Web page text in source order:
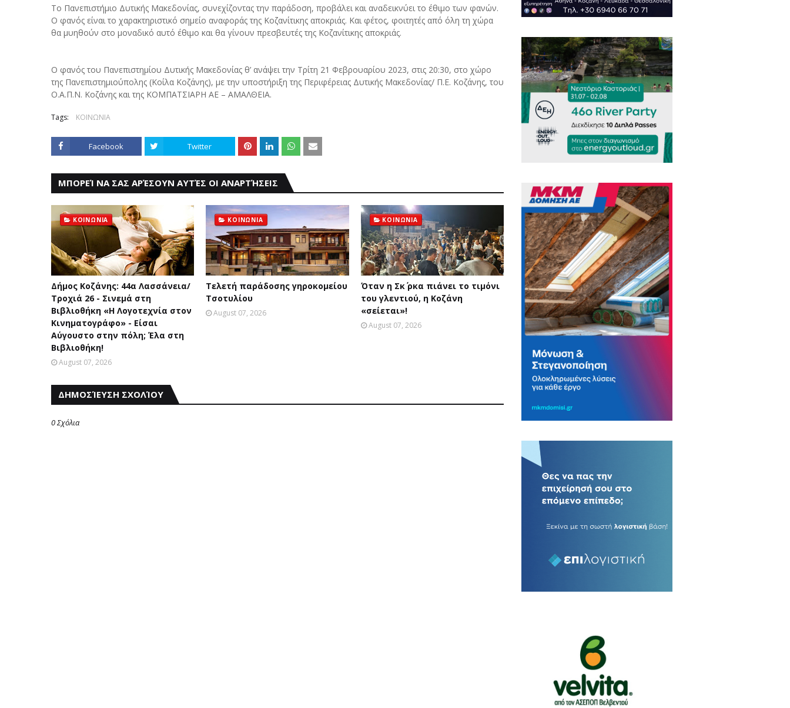
Το Πανεπιστήμιο Δυτικής Μακεδονίας, συνεχίζοντας την παράδοση, προβάλει και αναδεικνύει το έθιμο των φανών.
Ο φανός είναι το χαρακτηριστικό σημείο αναφοράς της Κοζανίτικης αποκριάς. Και φέτος, φοιτητές από όλη τη χώρα
θα μυηθούν στο μοναδικό αυτό έθιμο και θα γίνουν πρεσβευτές της Κοζανίτικης αποκριάς.
Ο φανός του Πανεπιστημίου Δυτικής Μακεδονίας θ’ ανάψει την Τρίτη 21 Φεβρουαρίου 2023, στις 20:30, στο χώρο
της Πανεπιστημιούπολης (Κοίλα Κοζάνης), με την υποστήριξη της Περιφέρειας Δυτικής Μακεδονίας/ Π.Ε. Κοζάνης, του
Ο.Α.Π.Ν. Κοζάνης και της ΚΟΜΠΑΤΣΙΑΡΗ ΑΕ – ΑΜΑΛΘΕΙΑ.
Tags: ΚΟΙΝΩΝΙΑ
Facebook Twitter
ΜΠΟΡΕΊ ΝΑ ΣΑΣ ΑΡΈΣΟΥΝ ΑΥΤΈΣ ΟΙ ΑΝΑΡΤΉΣΕΙΣ
ΚΟΙΝΩΝΙΑ
Δήμος Κοζάνης: 44α Λασσάνεια/
Τροχιά 26 - Σινεμά στη
Βιβλιοθήκη «Η Λογοτεχνία στον
Κινηματογράφο» - Είσαι
Αύγουστο στην πόλη; Έλα στη
Βιβλιοθήκη!
August 07, 2026
ΚΟΙΝΩΝΙΑ
Τελετή παράδοσης γηροκομείου
Τσοτυλίου
August 07, 2026
ΚΟΙΝΩΝΙΑ
Όταν η Σκ΄ ρκα πιάνει το τιμόνι
του γλεντιού, η Κοζάνη
«σείεται»!
August 07, 2026
ΔΗΜΟΣΊΕΥΣΗ ΣΧΟΛΊΟΥ
0 Σχόλια